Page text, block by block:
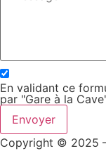
En validant ce
par "Gare à la
Envoyer
Copyright © 2025